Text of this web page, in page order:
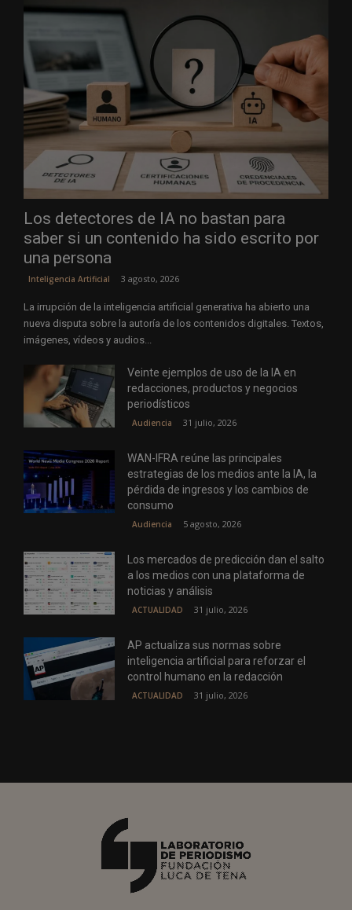
Los detectores de IA no bastan para
saber si un contenido ha sido escrito por
una persona
Inteligencia Artificial 3 agosto, 2026
La irrupción de la inteligencia artificial generativa ha abierto una
nueva disputa sobre la autoría de los contenidos digitales. Textos,
imágenes, vídeos y audios...
Veinte ejemplos de uso de la IA en
redacciones, productos y negocios
periodísticos
Audiencia 31 julio, 2026
WAN-IFRA reúne las principales
estrategias de los medios ante la IA, la
pérdida de ingresos y los cambios de
consumo
Audiencia 5 agosto, 2026
Los mercados de predicción dan el salto
a los medios con una plataforma de
noticias y análisis
ACTUALIDAD 31 julio, 2026
AP actualiza sus normas sobre
inteligencia artificial para reforzar el
control humano en la redacción
ACTUALIDAD 31 julio, 2026